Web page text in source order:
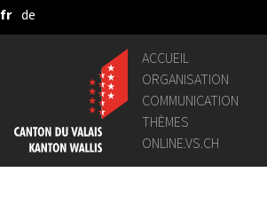
Saut au contenu principal
fr de
ACCUEIL
ORGANISATION
COMMUNICATION
THÈMES
ONLINE.VS.CH